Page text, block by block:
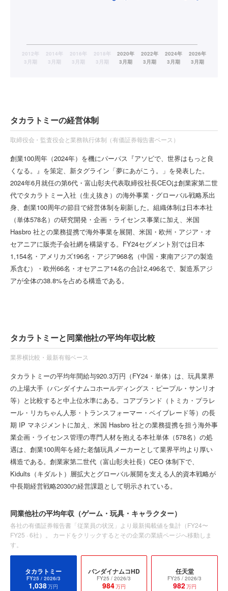
タカラトミーの経営体制
取締役会・監査役会と業務執行体制（有価証券報告書ベース）
創業100周年（2024年）を機にパーパス『アソビで、世界はもっと良
くなる。』を策定、新タグライン「夢にあがこう。」を発表した。
2024年6月就任の第6代・富山彰夫代表取締役社長CEOは創業家第二世
代でタカラトミー入社（生え抜き）の海外事業・グローバル戦略系出
身、創業100周年の節目で経営体制を刷新した。組織体制は日本本社
（単体578名）の研究開発・企画・ライセンス事業に加え、米国
Hasbro 社との業務提携で海外事業を展開、米国・欧州・アジア・オ
セアニアに販売子会社網を構築する。FY24セグメント別では日本
1,154名・アメリカズ196名・アジア968名（中国・東南アジアの製造
系含む）・欧州66名・オセアニア14名の合計2,496名で、製造系アジ
アが全体の38.8%を占める構造である。
タカラトミーと同業他社の平均年収比較
業界横比較・最新有報ベース
タカラトミーの平均年間給与920.3万円（FY24・単体）は、玩具業界
の上場大手（バンダイナムコホールディングス・ピープル・サンリオ
等）と比較すると中上位水準にある。コアブランド（トミカ・プラレ
ール・リカちゃん人形・トランスフォーマー・ベイブレード等）の長
期 IP マネジメントに加え、米国 Hasbro 社との業務提携を担う海外事
業企画・ライセンス管理の専門人材を抱える本社単体（578名）の処
遇は、創業100周年を経た老舗玩具メーカーとして業界平均より厚い
構造である。創業家第二世代（富山彰夫社長）CEO 体制下で、
Kidults（キダルト）層拡大とグローバル展開を支える人的資本戦略が
中長期経営戦略2030の経営課題として明示されている。
同業他社の平均年収 （ゲーム・玩具・キャラクター）
各社の有価証券報告書「従業員の状況」より最新掲載値を集計（FY24〜
FY25 · 6社）。 カードをクリックするとその企業の業績ページへ移動しま
す。
タカラトミー
FY25 / 2026/3
1,038万円
バンダイナムコHD
FY25 / 2026/3
984万円
任天堂
FY25 / 2026/3
982万円